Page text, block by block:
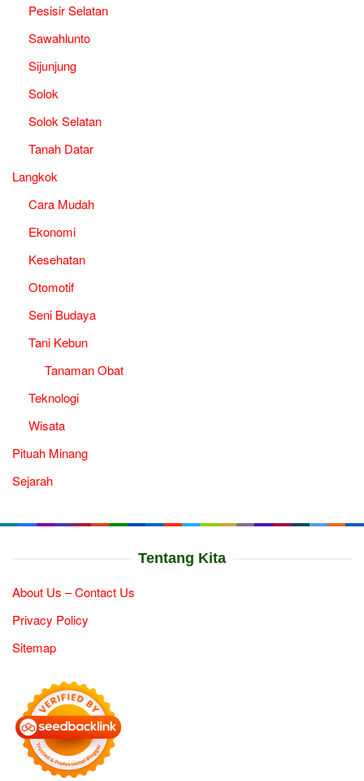
Pesisir Selatan
Sawahlunto
Sijunjung
Solok
Solok Selatan
Tanah Datar
Langkok
Cara Mudah
Ekonomi
Kesehatan
Otomotif
Seni Budaya
Tani Kebun
Tanaman Obat
Teknologi
Wisata
Pituah Minang
Sejarah
Tentang Kita
About Us – Contact Us
Privacy Policy
Sitemap